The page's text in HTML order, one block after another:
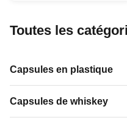
capsules.We can customized
the size , shape ,color , and logo
Toutes les
Capsules en plastique
Capsules de whiskey